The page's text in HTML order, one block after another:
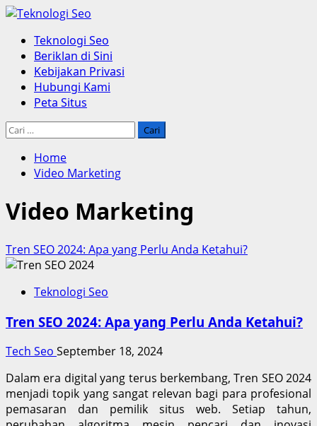
Skip
content
Primary
Menu
Teknologi Seo
Beriklan di Sini
Kebijakan Privasi
Hubungi Kami
Peta Situs
Cari
Home
Video Marketing
Video Marketing
Tren SEO 2024: Apa yang Perlu Anda Ketahui?
Teknologi Seo
Tren SEO 2024: Apa yang Perlu Anda Ketahui?
Tech Seo September 18, 2024
Dalam era digital yang terus berkembang, Tren SEO 2024
menjadi topik yang sangat relevan bagi para profesional
pemasaran dan pemilik situs web. Setiap tahun,